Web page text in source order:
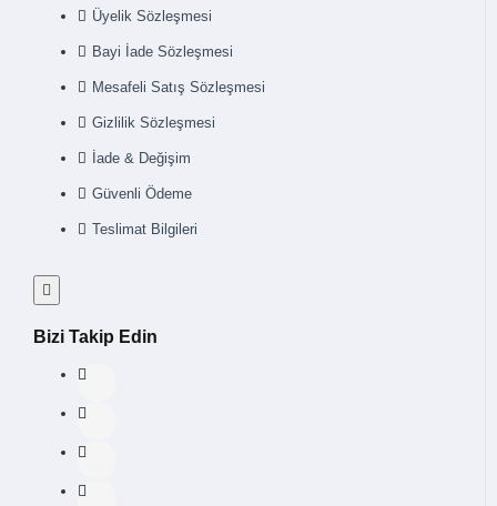
Üyelik Sözleşmesi
Bayi İade Sözleşmesi
Mesafeli Satış Sözleşmesi
Gizlilik Sözleşmesi
İade & Değişim
Güvenli Ödeme
Teslimat Bilgileri
Bizi Takip Edin